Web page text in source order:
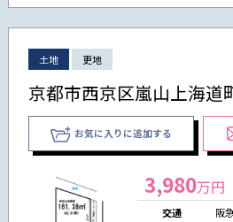
土地 更地
京都市西京区嵐山上海道
お気に入りに追加する
3,980万円
交通 阪